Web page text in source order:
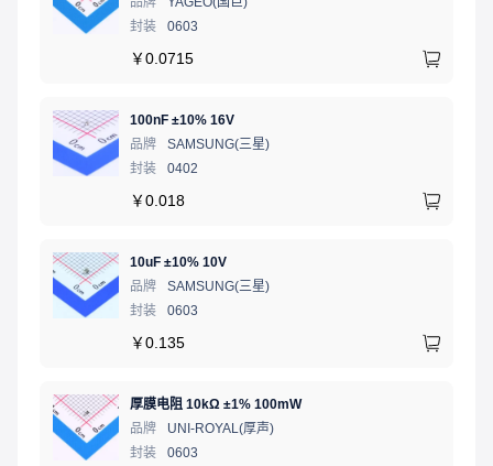
封装
0603
￥0.0715
100nF ±10% 16V
品牌
SAMSUNG(三星)
封装
0402
￥0.018
10uF ±10% 10V
品牌
SAMSUNG(三星)
封装
0603
￥0.135
厚膜电阻 10kΩ ±1% 100mW
品牌
UNI-ROYAL(厚声)
封装
0603